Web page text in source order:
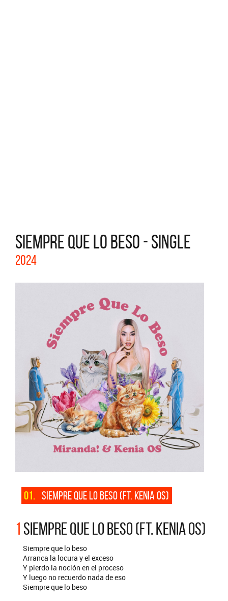
SIEMPRE QUE LO BESO - SINGLE
2024
01. SIEMPRE QUE LO BESO (FT. KENIA OS)
1 SIEMPRE QUE LO BESO (FT. KENIA OS)
Siempre que lo beso
Arranca la locura y el exceso
Y pierdo la noción en el proceso
Y luego no recuerdo nada de eso
Siempre que lo beso